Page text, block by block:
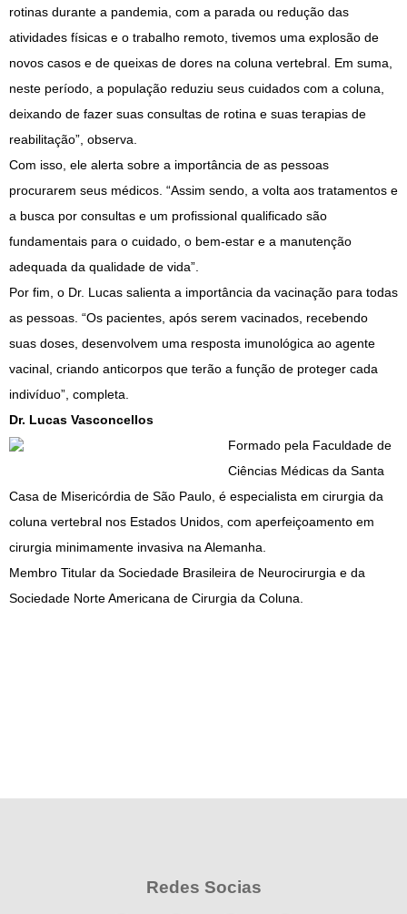
rotinas durante a pandemia, com a parada ou redução das
atividades físicas e o trabalho remoto, tivemos uma explosão de
novos casos e de queixas de dores na coluna vertebral. Em suma,
neste período, a população reduziu seus cuidados com a coluna,
deixando de fazer suas consultas de rotina e suas terapias de
reabilitação”, observa.
Com isso, ele alerta sobre a importância de as pessoas
procurarem seus médicos. “Assim sendo, a volta aos tratamentos e
a busca por consultas e um profissional qualificado são
fundamentais para o cuidado, o bem-estar e a manutenção
adequada da qualidade de vida”.
Por fim, o Dr. Lucas salienta a importância da vacinação para todas
as pessoas. “Os pacientes, após serem vacinados, recebendo
suas doses, desenvolvem uma resposta imunológica ao agente
vacinal, criando anticorpos que terão a função de proteger cada
indivíduo”, completa.
Dr. Lucas Vasconcellos
Formado pela Faculdade de
Ciências Médicas da Santa
Casa de Misericórdia de São Paulo, é especialista em cirurgia da
coluna vertebral nos Estados Unidos, com aperfeiçoamento em
cirurgia minimamente invasiva na Alemanha.
Membro Titular da Sociedade Brasileira de Neurocirurgia e da
Sociedade Norte Americana de Cirurgia da Coluna.
Redes Socias